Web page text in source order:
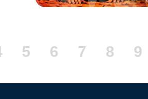
Сторінка
5 Сторінка
6 Сторінка
7 8 9